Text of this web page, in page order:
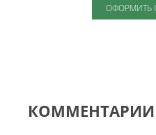
ОФОРМИТЬ
КОММЕНТАРИИ